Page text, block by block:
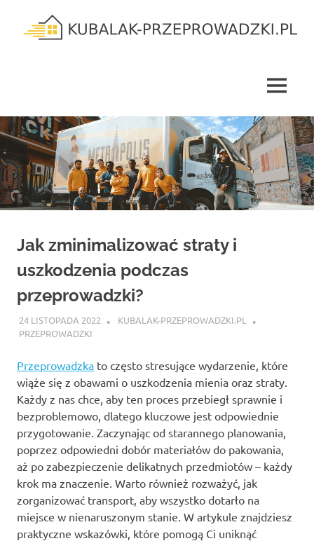
content
MENU
Jak zminimalizować straty i
uszkodzenia podczas
przeprowadzki?
24 LISTOPADA 2022
KUBALAK-PRZEPROWADZKI.PL
PRZEPROWADZKI
Przeprowadzka to często stresujące wydarzenie, które
wiąże się z obawami o uszkodzenia mienia oraz straty.
Każdy z nas chce, aby ten proces przebiegł sprawnie i
bezproblemowo, dlatego kluczowe jest odpowiednie
przygotowanie. Zaczynając od starannego planowania,
poprzez odpowiedni dobór materiałów do pakowania,
aż po zabezpieczenie delikatnych przedmiotów – każdy
krok ma znaczenie. Warto również rozważyć, jak
zorganizować transport, aby wszystko dotarło na
miejsce w nienaruszonym stanie. W artykule znajdziesz
praktyczne wskazówki, które pomogą Ci uniknąć